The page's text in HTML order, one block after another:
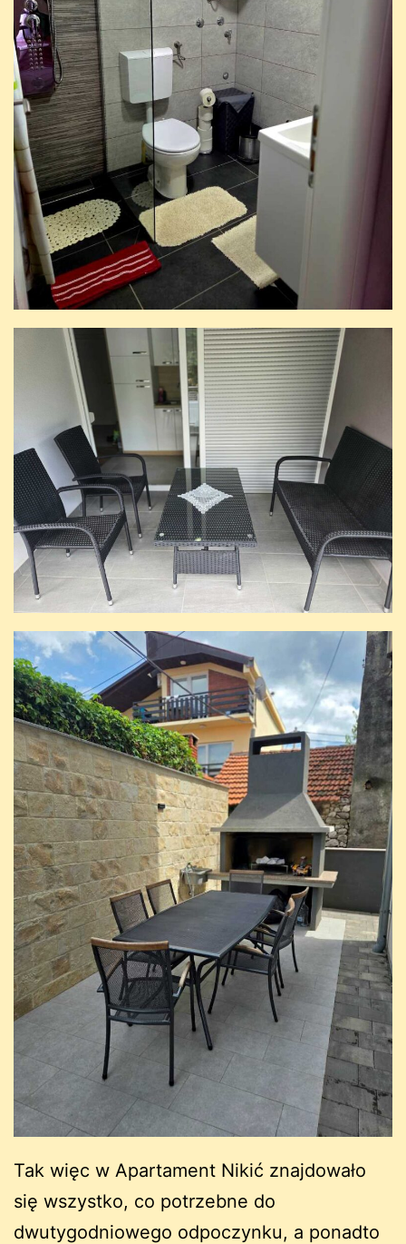
Tak więc w Apartament Nikić znajdowało
się wszystko, co potrzebne do
dwutygodniowego odpoczynku, a ponadto